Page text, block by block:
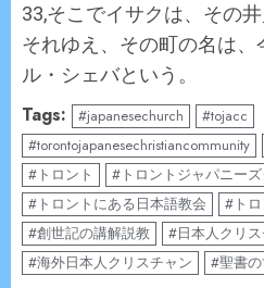
33,そこでイサクは、その
それゆえ、その町の名は
ル・シェバという。
Tags: #japanesechurch
#tojacc
#torontojapanesechristiancommunity
#トロント
#トロントジャパニー
#トロントにある日本語教会
#ト
#創世記の講解説教
#日本人クリ
#海外日本人クリスチャン
#聖書